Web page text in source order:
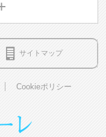
サイトマップ
Cookieポリシー